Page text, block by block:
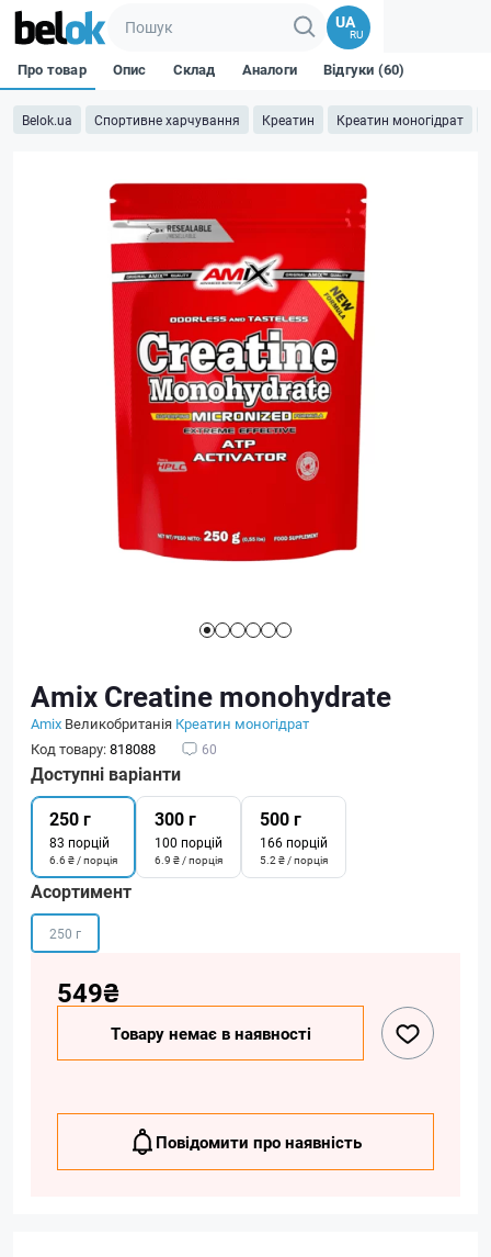
UA
RU
Belok.ua Спортивне харчування Креатин Креатин моногідрат
Про товар Опис Склад Аналоги Відгуки (60)
Amix Creatine monohydrate
Amix Великобританія Креатин моногідрат
Код товару:818088 60
Доступні варіанти
250 г
83 порцій
6.6 ₴ / порція
300 г
100 порцій
6.9 ₴ / порція
500 г
166 порцій
5.2 ₴ / порція
Асортимент
250 г
549₴
Товару немає в наявності
Повідомити про наявність